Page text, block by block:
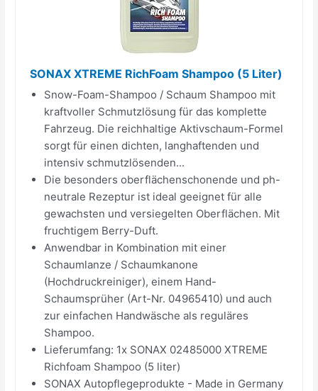
SONAX XTREME RichFoam Shampoo (5 Liter)
Snow-Foam-Shampoo / Schaum Shampoo mit
kraftvoller Schmutzlösung für das komplette
Fahrzeug. Die reichhaltige Aktivschaum-Formel
sorgt für einen dichten, langhaftenden und
intensiv schmutzlösenden...
Die besonders oberflächenschonende und ph-
neutrale Rezeptur ist ideal geeignet für alle
gewachsten und versiegelten Oberflächen. Mit
fruchtigem Berry-Duft.
Anwendbar in Kombination mit einer
Schaumlanze / Schaumkanone
(Hochdruckreiniger), einem Hand-
Schaumsprüher (Art-Nr. 04965410) und auch
zur einfachen Handwäsche als reguläres
Shampoo.
Lieferumfang: 1x SONAX 02485000 XTREME
Richfoam Shampoo (5 liter)
SONAX Autopflegeprodukte - Made in Germany